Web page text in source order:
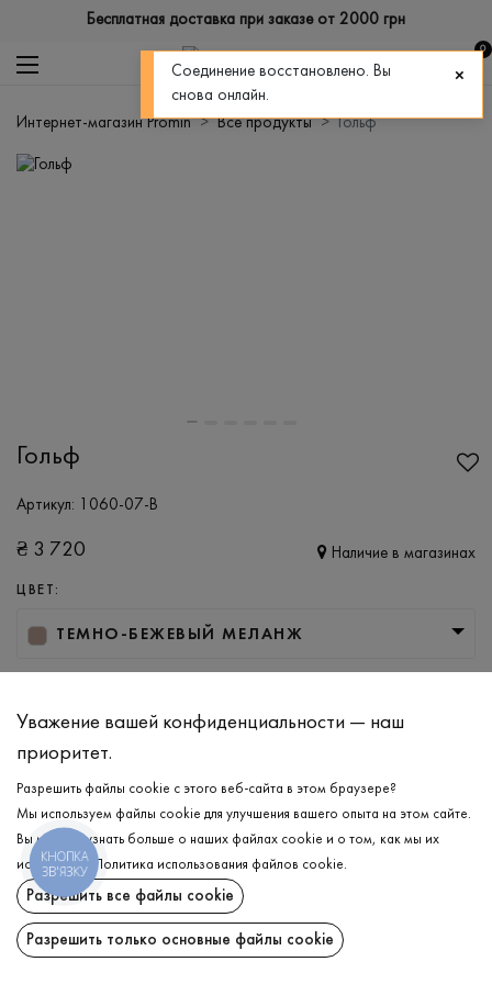
Бесплатная доставка при заказе от 2000 грн
0
Интернет-магазин Promin Все продукты Гольф
Гольф
Артикул: 1060-07-B
₴ 3 720 Наличие в магазинах
ЦВЕТ:
ТЕМНО-БЕЖЕВЫЙ МЕЛАНЖ
M L XL XXL
ВЫБЕРИТЕ РАЗМЕР
Гольф
ДОБАВИТЬ В КОРЗИНУ
ОПИСАНИЕ
Уважение вашей конфиденциальности — наш
приоритет.
Разрешить файлы cookie с этого веб-сайта в этом браузере?
Мы используем файлы cookie для улучшения вашего опыта на этом сайте.
Вы можете узнать больше о наших файлах cookie и о том, как мы их
используем.
Политика использования файлов cookie.
Разрешить все файлы cookie
Разрешить только основные файлы cookie
КНОПКА
ЗВ'ЯЗКУ
Соединение восстановлено. Вы
снова онлайн.